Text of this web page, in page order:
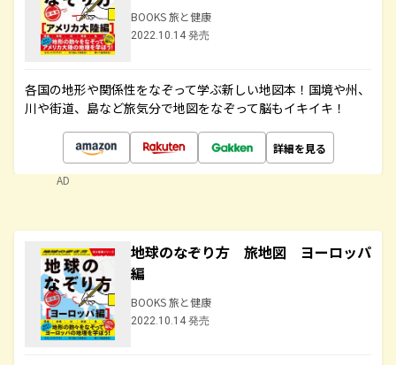
BOOKS 旅と健康
2022.10.14 発売
各国の地形や関係性をなぞって学ぶ新しい地図本！国境や州、
川や街道、島など旅気分で地図をなぞって脳もイキイキ！
詳細を見る
AD
地球のなぞり方 旅地図 ヨーロッパ
編
BOOKS 旅と健康
2022.10.14 発売